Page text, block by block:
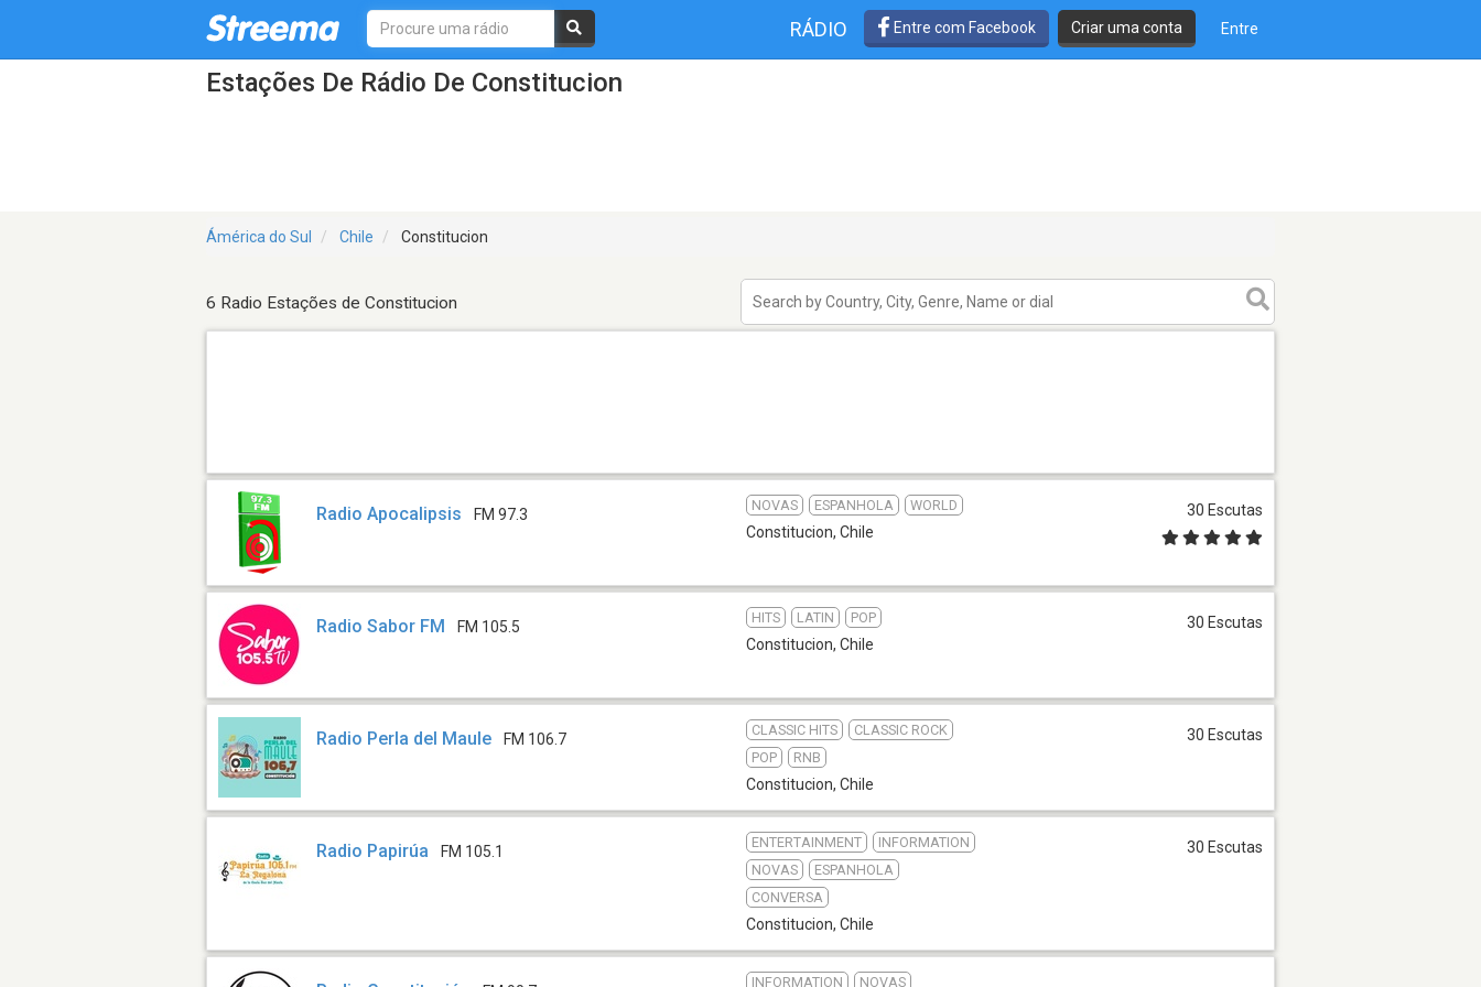
RÁDIO Entre com Facebook Criar uma conta Entre
Estações De Rádio De Constitucion
Ámérica do Sul Chile Constitucion
6 Radio Estações de Constitucion
Radio Apocalipsis FM 97.3
NOVAS ESPANHOLA WORLD
Constitucion, Chile
30 Escutas
Radio Sabor FM FM 105.5
HITS LATIN POP
Constitucion, Chile
30 Escutas
Radio Perla del Maule FM 106.7
CLASSIC HITS
CLASSIC ROCK
POP
RNB
Constitucion, Chile
30 Escutas
Radio Papirúa FM 105.1
ENTERTAINMENT
INFORMATION
NOVAS
ESPANHOLA
CONVERSA
Constitucion, Chile
30 Escutas
INFORMATION NOVAS